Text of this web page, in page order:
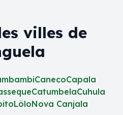
villes de
CanecoCapala
CatumbelaCuhula
LôloNova Canjala